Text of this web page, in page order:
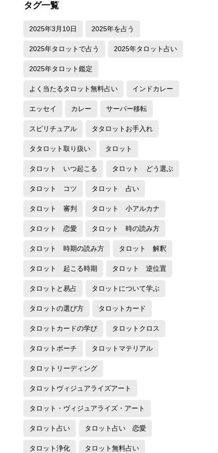
タグ一覧
2025年3月10日 2025年を占う
2025年タロットで占う 2025年タロット占い
2025年タロット鑑定
よく当たるタロット無料占い インドカレー
エッセイ カレー サーバー移転
スピリチュアル タタロットお手入れ
タタロット取り扱い タロット
タロット いつ起こる タロット どう選ぶ
タロット コツ タロット 占い
タロット 審判 タロット 小アルカナ
タロット 恋愛 タロット 時の読み方
タロット 時期の読み方 タロット 解釈
タロット 起こる時期 タロット 逆位置
タロットと易占 タロットについて学ぶ
タロットの選び方 タロットカード
タロットカードの学び タロットクロス
タロットポーチ タロットマテリアル
タロットリーディング
タロットヴィジュアライズアート
タロット・ヴィジュアライズ・アート
タロット占い タロット占い 恋愛
タロット浄化 タロット無料占い